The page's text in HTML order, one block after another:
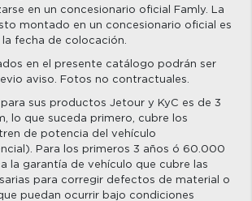
en un concesionario oficial Famly. La
montado en un concesionario oficial es
fecha de colocación.
en el presente catálogo podrán ser
aviso. Fotos no contractuales.
sus productos Jetour y KyC es de 3
lo que suceda primero, cubre los
de potencia del vehículo
Para los primeros 3 años ó 60.000
la garantía de vehículo que cubre las
para corregir defectos de material o
puedan ocurrir bajo condiciones